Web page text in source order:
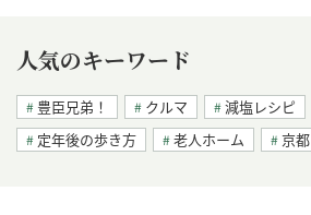
人気のキーワード
豊臣兄弟！ クルマ 減塩レシピ
定年後の歩き方
老人ホーム 京都